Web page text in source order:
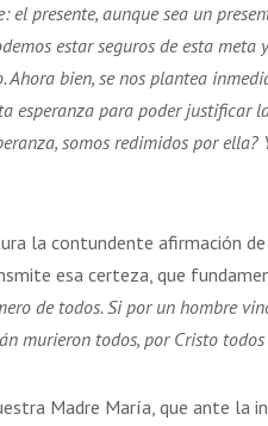
presente, aunque sea un
estar seguros de esta meta
bien, se nos plantea
esperanza para poder justificar
somos redimidos por ella?
la contundente afirmación
esa certeza, que
de todos. Si por un hombre
murieron todos, por Cristo
Madre María, que ante la